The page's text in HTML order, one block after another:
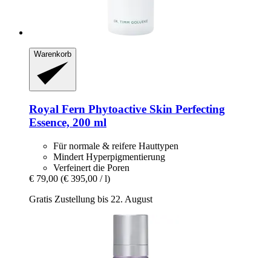
Warenkorb
Royal Fern Phytoactive Skin Perfecting
Essence, 200 ml
Für normale & reifere Hauttypen
Mindert Hyperpigmentierung
Verfeinert die Poren
€ 79,00 (€ 395,00 / l)
Gratis Zustellung bis 22. August